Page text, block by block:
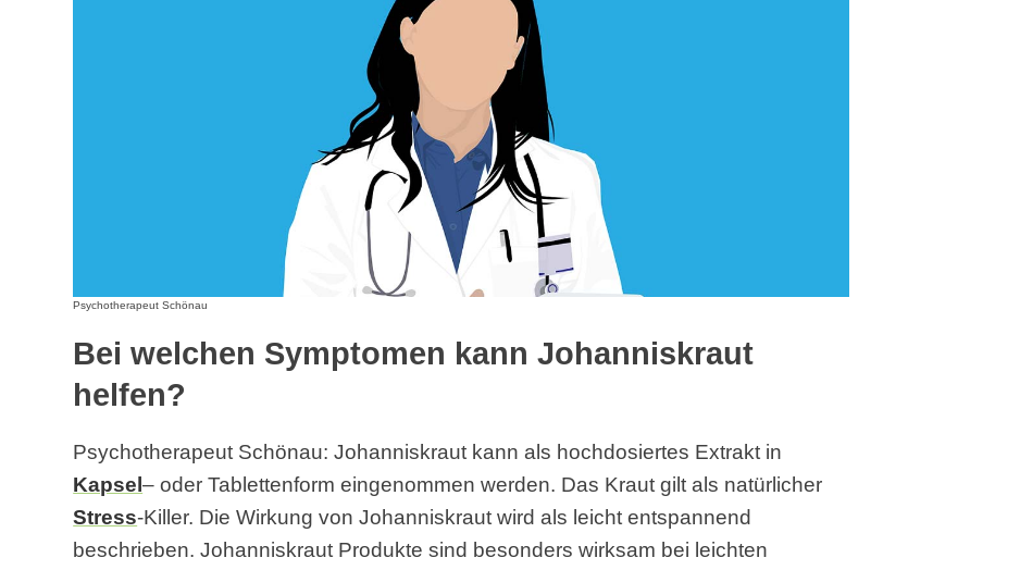
Psychotherapeut Schönau
Bei welchen Symptomen kann Johanniskraut
helfen?
Psychotherapeut Schönau: Johanniskraut kann als hochdosiertes Extrakt in
Kapsel– oder Tablettenform eingenommen werden. Das Kraut gilt als natürlicher
Stress-Killer. Die Wirkung von Johanniskraut wird als leicht entspannend
beschrieben. Johanniskraut Produkte sind besonders wirksam bei leichten